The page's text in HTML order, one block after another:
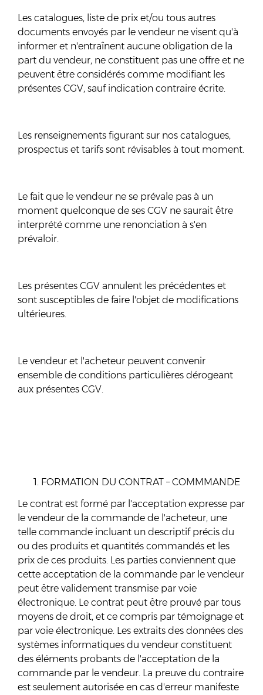
Les catalogues, liste de prix et/ou tous autres
documents envoyés par le vendeur ne visent qu'à
informer et n'entraînent aucune obligation de la
part du vendeur, ne constituent pas une offre et ne
peuvent être considérés comme modifiant les
présentes CGV, sauf indication contraire écrite.
Les renseignements figurant sur nos catalogues,
prospectus et tarifs sont révisables à tout moment.
Le fait que le vendeur ne se prévale pas à un
moment quelconque de ses CGV ne saurait être
interprété comme une renonciation à s'en
prévaloir.
Les présentes CGV annulent les précédentes et
sont susceptibles de faire l'objet de modifications
ultérieures.
Le vendeur et l'acheteur peuvent convenir
ensemble de conditions particulières dérogeant
aux présentes CGV.
FORMATION DU CONTRAT – COMMMANDE
Le contrat est formé par l'acceptation expresse par
le vendeur de la commande de l'acheteur, une
telle commande incluant un descriptif précis du
ou des produits et quantités commandés et les
prix de ces produits. Les parties conviennent que
cette acceptation de la commande par le vendeur
peut être validement transmise par voie
électronique. Le contrat peut être prouvé par tous
moyens de droit, et ce compris par témoignage et
par voie électronique. Les extraits des données des
systèmes informatiques du vendeur constituent
des éléments probants de l'acceptation de la
commande par le vendeur. La preuve du contraire
est seulement autorisée en cas d'erreur manifeste